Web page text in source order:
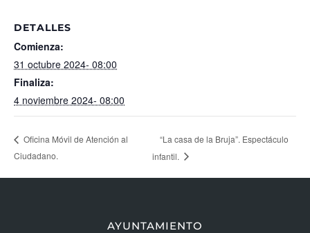
DETALLES
Comienza:
31 octubre 2024- 08:00
Finaliza:
4 noviembre 2024- 08:00
Oficina Móvil de Atención al
Ciudadano.
“La casa de la Bruja”. Espectáculo
infantil.
AYUNTAMIENTO